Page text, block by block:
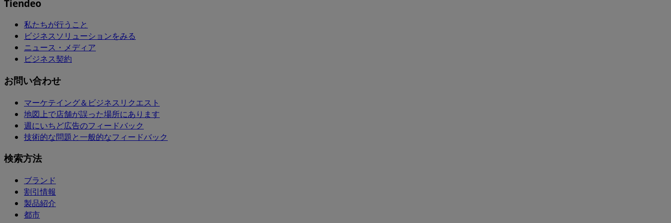
Tiendeo
私たちが行うこと
ビジネスソリューションをみる
ニュース・メディア
ビジネス契約
お問い合わせ
マーケテイング＆ビジネスリクエスト
地図上で店舗が誤った場所にあります
週にいちど広告のフィードバック
技術的な問題と一般的なフィードバック
検索方法
ブランド
割引情報
製品紹介
都市